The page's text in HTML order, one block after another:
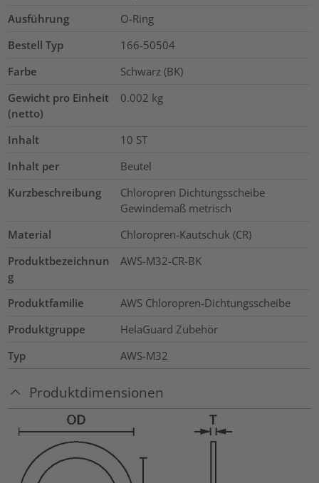
Ausführung
O-Ring
Bestell Typ
166-50504
Farbe
Schwarz (BK)
Gewicht pro Einheit
(netto)
0.002 kg
Inhalt 10 ST
Inhalt per
Beutel
Kurzbeschreibung
Chloropren Dichtungsscheibe
Gewindemaß metrisch
Material
Chloropren-Kautschuk (CR)
Produktbezeichnun
g
AWS-M32-CR-BK
Produktfamilie
AWS Chloropren-Dichtungsscheibe
Produktgruppe
HelaGuard Zubehör
Typ
AWS-M32
Produktdimensionen